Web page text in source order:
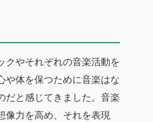
クやそれぞれの音楽活動を
や体を保つために音楽はな
だと感じてきました。音楽
像力を高め、それを表現